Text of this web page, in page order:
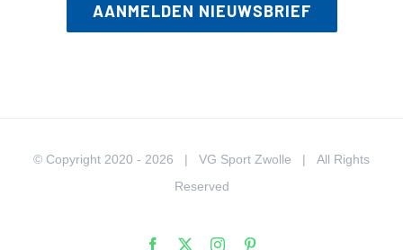
AANMELDEN NIEUWSBRIEF
© Copyright 2020 - 2026 | VG Sport Zwolle | All Rights
Reserved
Facebook Instagram